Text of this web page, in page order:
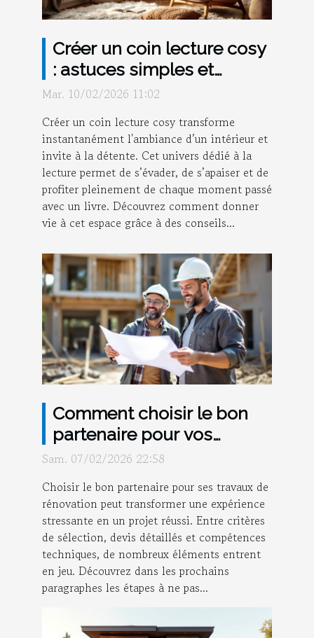
Créer un coin lecture cosy
: astuces simples et
efficaces
Mar. 10/02/2026 11:02
Créer un coin lecture cosy transforme
instantanément l'ambiance d’un intérieur et
invite à la détente. Cet univers dédié à la
lecture permet de s’évader, de s’apaiser et de
profiter pleinement de chaque moment passé
avec un livre. Découvrez comment donner
vie à cet espace grâce à des conseils...
Comment choisir le bon
partenaire pour vos
travaux de rénovation ?
Sam. 07/02/2026 22:58
Choisir le bon partenaire pour ses travaux de
rénovation peut transformer une expérience
stressante en un projet réussi. Entre critères
de sélection, devis détaillés et compétences
techniques, de nombreux éléments entrent
en jeu. Découvrez dans les prochains
paragraphes les étapes à ne pas...